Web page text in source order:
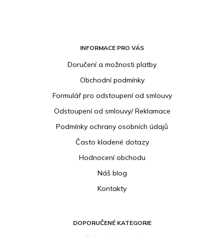
INFORMACE PRO VÁS
Doručení a možnosti platby
Obchodní podmínky
Formulář pro odstoupení od smlouvy
Odstoupení od smlouvy/ Reklamace
Podmínky ochrany osobních údajů
Často kladené dotazy
Hodnocení obchodu
Náš blog
Kontakty
DOPORUČENÉ KATEGORIE